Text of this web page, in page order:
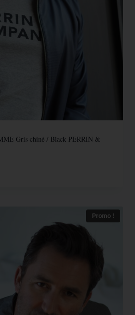
Gris chiné / Black PERRIN &
Promo !